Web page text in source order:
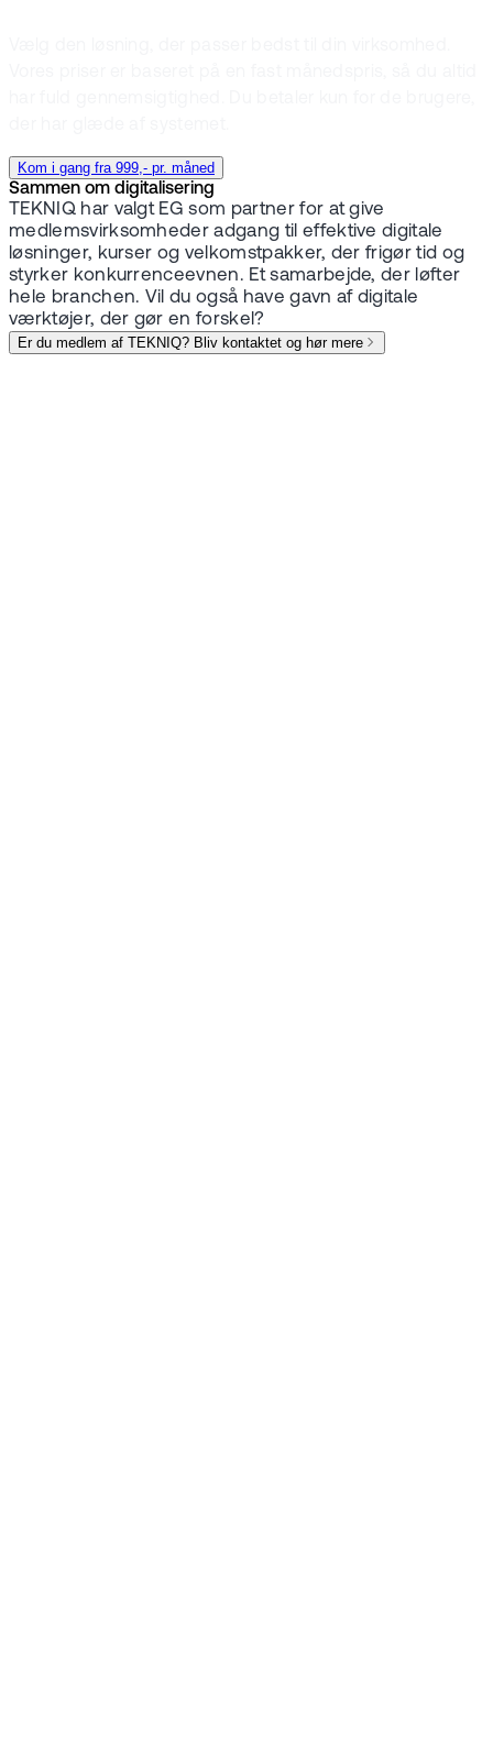
Kom i gang fra 999,- pr. måned
Sammen om digitalisering
TEKNIQ har valgt EG som partner for at give
medlemsvirksomheder adgang til effektive digitale
løsninger, kurser og velkomstpakker, der frigør tid og
styrker konkurrenceevnen. Et samarbejde, der løfter
hele branchen. Vil du også have gavn af digitale
værktøjer, der gør en forskel?
Er du medlem af TEKNIQ? Bliv kontaktet og hør mere